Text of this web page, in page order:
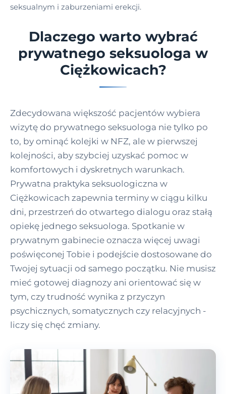
seksualnym i zaburzeniami erekcji.
Dlaczego warto wybrać
prywatnego seksuologa w
Ciężkowicach?
Zdecydowana większość pacjentów wybiera
wizytę do prywatnego seksuologa nie tylko po
to, by ominąć kolejki w NFZ, ale w pierwszej
kolejności, aby szybciej uzyskać pomoc w
komfortowych i dyskretnych warunkach.
Prywatna praktyka seksuologiczna w
Ciężkowicach zapewnia terminy w ciągu kilku
dni, przestrzeń do otwartego dialogu oraz stałą
opiekę jednego seksuologa. Spotkanie w
prywatnym gabinecie oznacza więcej uwagi
poświęconej Tobie i podejście dostosowane do
Twojej sytuacji od samego początku. Nie musisz
mieć gotowej diagnozy ani orientować się w
tym, czy trudność wynika z przyczyn
psychicznych, somatycznych czy relacyjnych -
liczy się chęć zmiany.